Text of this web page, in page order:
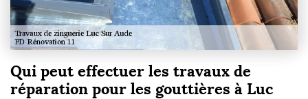
Qui peut effectuer les travaux de
réparation pour les gouttières à Luc